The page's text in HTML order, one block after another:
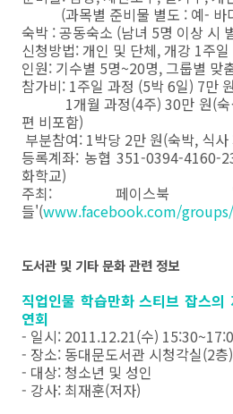
(과목별 준비물 별도 : 예- 바
숙박 : 공동숙소 (남녀 5명 이상 시
신청방법: 개인 및 단체, 개강 1주
인원: 기수별 5명~20명, 그룹별 맞
참가비: 1주일 과정 (5박 6일) 7만 원
1개월 과정(4주) 30만 원(숙
편 비포함)
부분참여: 1박당 2만 원(숙박, 식사
등록계좌: 농협 351-0394-4160-
화학교)
주최: 페이스북 '
들'(www.facebook.com/
도서관 및 기타 문화 관련 정보
직업인물 학습만화 스티브 잡스
연회
- 일시: 2011.12.21(수)
- 장소: 동대문도서관 시청각실(2층)
- 대상: 청소년 및 성인
- 강사: 최재훈(저자)